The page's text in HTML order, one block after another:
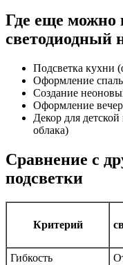
Где еще можно
светодиодный
Подсветка кухни
Оформление
Создание
Оформление
Декор для
облака)
Сравнение с
подсветки
Критерий
Гибкость